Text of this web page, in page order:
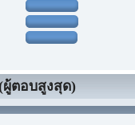
ตอบสูงสุด)